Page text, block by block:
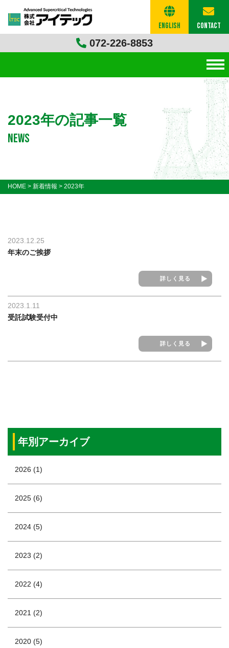
072-226-8853
English Contact
2023年の記事一覧
news
HOME >新着情報 >2023年
2023.12.25
年末のご挨拶
詳しく見る
2023.1.11
受託試験受付中
詳しく見る
年別アーカイブ
2026 (1)
2025 (6)
2024 (5)
2023 (2)
2022 (4)
2021 (2)
2020 (5)